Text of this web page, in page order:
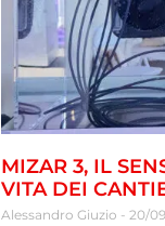
MIZAR 3, IL
VITA DEI
Alessandro Giuzio 20/